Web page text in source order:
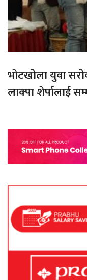
भोटखोला युवा
लाक्पा शेर्पालाई